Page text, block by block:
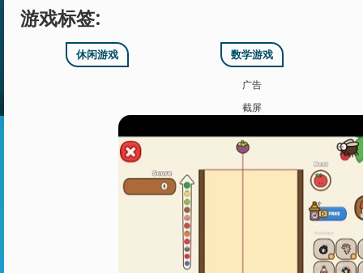
游戏标签:
休闲游戏 数学游戏
广告
截屏